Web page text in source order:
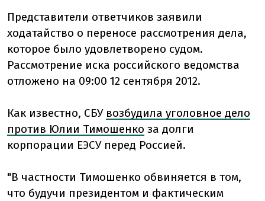
Представители ответчиков заявили
ходатайство о переносе рассмотрения дела,
которое было удовлетворено судом.
Рассмотрение иска российского ведомства
отложено на 09:00 12 сентября 2012.
Как известно, СБУ возбудила уголовное дело
против Юлии Тимошенко за долги
корпорации ЕЭСУ перед Россией.
"В частности Тимошенко обвиняется в том,
что будучи президентом и фактическим